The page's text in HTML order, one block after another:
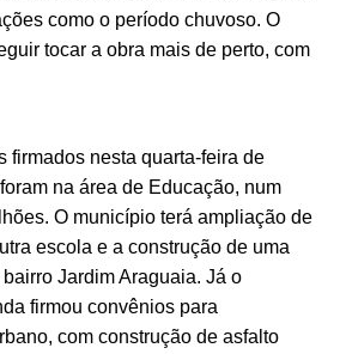
como o período chuvoso. O
tocar a obra mais de perto, com
firmados nesta quarta-feira de
na área de Educação, num
O município terá ampliação de
escola e a construção de uma
Jardim Araguaia. Já o
firmou convênios para
com construção de asfalto